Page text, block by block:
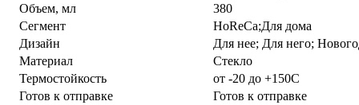
Объем, мл
380
Сегмент
HoReCa;Для дома
Дизайн
Для нее; Для него;
Материал
Стекло
Термостойкость
от -20 до +150С
Готов к отправке
Готов к отправке